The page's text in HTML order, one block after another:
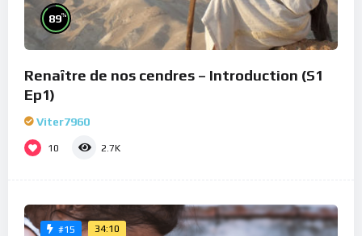
89%
Renaître de nos cendres – Introduction (S1
Ep1)
Viter7960
10 2.7K
#15 34:10